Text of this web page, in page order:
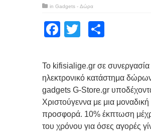
in Gadgets - Δώρα
Facebook
Twitter
Το kifisialige.gr σε συνεργασία
ηλεκτρονικό κατάστημα
gadgets G-Store.gr
Χριστούγεννα με μια μοναδική
προσφορά. 10% έκπτωση
του χρόνου για όσες αγορές